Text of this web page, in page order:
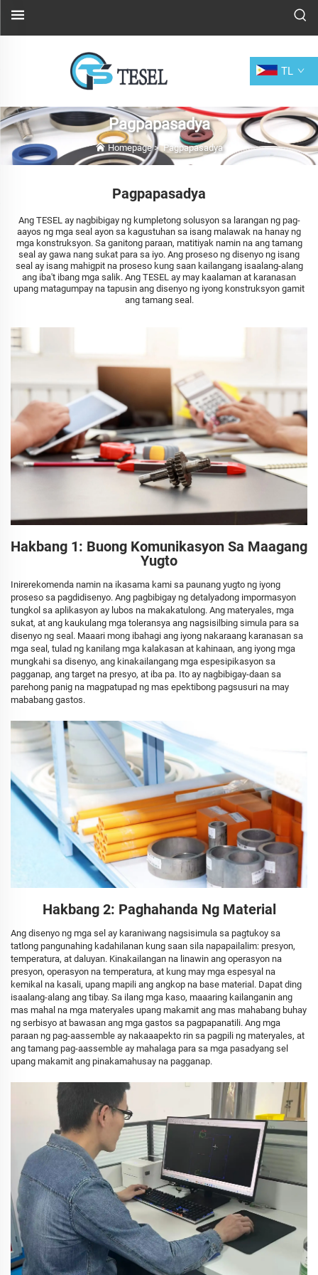
TL
Pagpapasadya
Homepage>Pagpapasadya
Pagpapasadya
Ang TESEL ay nagbibigay ng kumpletong solusyon sa larangan ng pag-
aayos ng mga seal ayon sa kagustuhan sa isang malawak na hanay ng
mga konstruksyon. Sa ganitong paraan, matitiyak namin na ang tamang
seal ay gawa nang sukat para sa iyo. Ang proseso ng disenyo ng isang
seal ay isang mahigpit na proseso kung saan kailangang isaalang-alang
ang iba't ibang mga salik. Ang TESEL ay may kaalaman at karanasan
upang matagumpay na tapusin ang disenyo ng iyong konstruksyon gamit
ang tamang seal.
Hakbang 1: Buong Komunikasyon Sa Maagang
Yugto
Inirerekomenda namin na ikasama kami sa paunang yugto ng iyong
proseso sa pagdidisenyo. Ang pagbibigay ng detalyadong impormasyon
tungkol sa aplikasyon ay lubos na makakatulong. Ang materyales, mga
sukat, at ang kaukulang mga toleransya ang nagsisilbing simula para sa
disenyo ng seal. Maaari mong ibahagi ang iyong nakaraang karanasan sa
mga seal, tulad ng kanilang mga kalakasan at kahinaan, ang iyong mga
mungkahi sa disenyo, ang kinakailangang mga espesipikasyon sa
pagganap, ang target na presyo, at iba pa. Ito ay nagbibigay-daan sa
parehong panig na magpatupad ng mas epektibong pagsusuri na may
mababang gastos.
Hakbang 2: Paghahanda Ng Material
Ang disenyo ng mga sel ay karaniwang nagsisimula sa pagtukoy sa
tatlong pangunahing kadahilanan kung saan sila napapailalim: presyon,
temperatura, at daluyan. Kinakailangan na linawin ang operasyon na
presyon, operasyon na temperatura, at kung may mga espesyal na
kemikal na kasali, upang mapili ang angkop na base material. Dapat ding
isaalang-alang ang tibay. Sa ilang mga kaso, maaaring kailanganin ang
mas mahal na mga materyales upang makamit ang mas mahabang buhay
ng serbisyo at bawasan ang mga gastos sa pagpapanatili. Ang mga
paraan ng pag-aassemble ay nakaaapekto rin sa pagpili ng materyales, at
ang tamang pag-aassemble ay mahalaga para sa mga pasadyang sel
upang makamit ang pinakamahusay na pagganap.